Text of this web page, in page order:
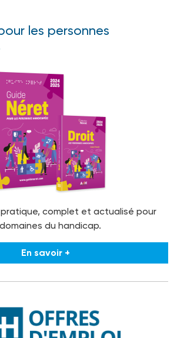
les personnes
complet et actualisé pour
du handicap.
En savoir +